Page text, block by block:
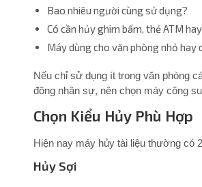
Bao nhiêu người cùng sử dụng?
Có cần hủy ghim bấm, thẻ ATM
Máy dùng cho văn phòng nhỏ hay
Nếu chỉ sử dụng ít trong văn phòng
đông nhân sự, nên chọn máy công
Chọn Kiểu Hủy Phù Hợp
Hiện nay máy hủy tài liệu thường có
Hủy Sợi